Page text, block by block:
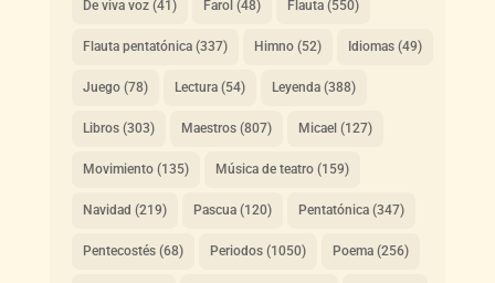
De viva voz(41) Farol (48) Flauta(550)
Flauta pentatónica(337) Himno(52) Idiomas(49)
Juego(78) Lectura(54) Leyenda(388)
Libros(303) Maestros(807) Micael (127)
Movimiento(135) Música de teatro(159)
Navidad (219) Pascua(120) Pentatónica(347)
Pentecostés(68) Periodos(1050) Poema(256)